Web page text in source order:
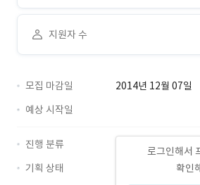
지원자 수
모집 마감일
2014년 12월 07일
예상 시작일
로그인해서
확인
진행 분류
기획 상태